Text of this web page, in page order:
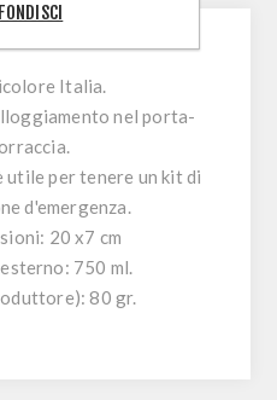
Italia.
nel porta-
utile per tenere un kit di
d'emergenza.
20 x7 cm
750 ml.
80 gr.